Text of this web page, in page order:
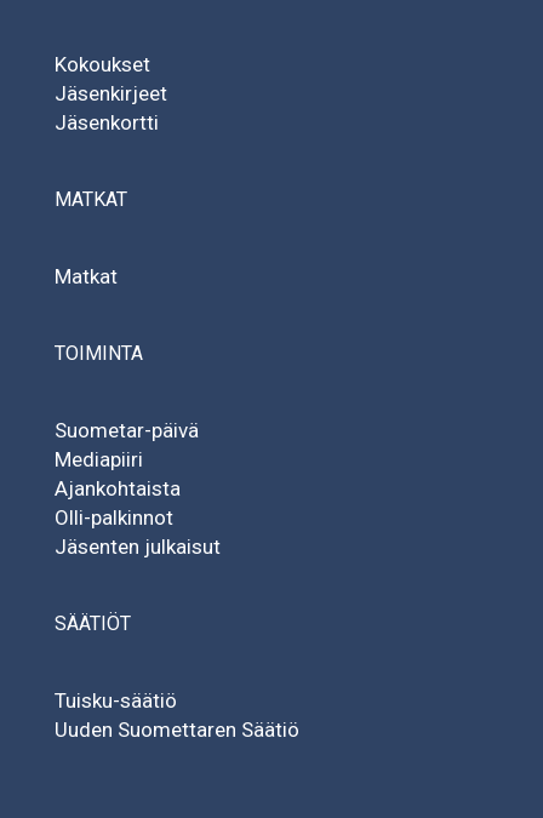
Kokoukset
Jäsenkirjeet
Jäsenkortti
MATKAT
Matkat
TOIMINTA
Suometar-päivä
Mediapiiri
Ajankohtaista
Olli-palkinnot
Jäsenten julkaisut
SÄÄTIÖT
Tuisku-säätiö
Uuden Suomettaren Säätiö